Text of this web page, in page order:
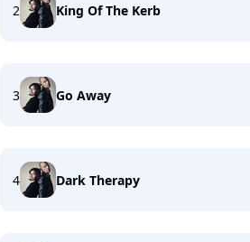
2 King Of The Kerb
3 Go Away
4 Dark Therapy